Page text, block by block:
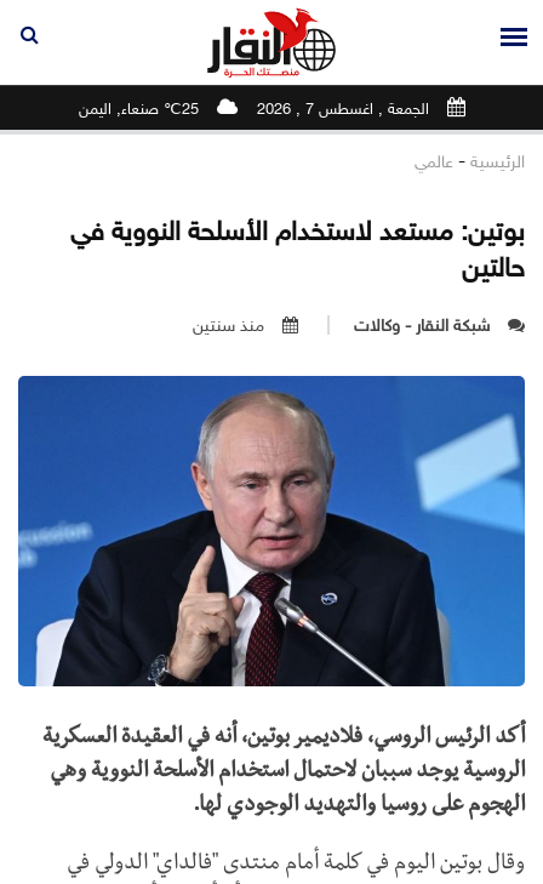
الجمعة , اغسطس 7 , 2026 25℃ صنعاء, اليمن
الرئيسية - عالمي
بوتين: مستعد لاستخدام الأسلحة النووية في
حالتين
شبكة النقار - وكالات منذ سنتين
أكد الرئيس الروسي، فلاديمير بوتين، أنه في العقيدة العسكرية
الروسية يوجد سببان لاحتمال استخدام الأسلحة النووية وهي
الهجوم على روسيا والتهديد الوجودي لها.
وقال بوتين اليوم في كلمة أمام منتدى "فالداي" الدولي في